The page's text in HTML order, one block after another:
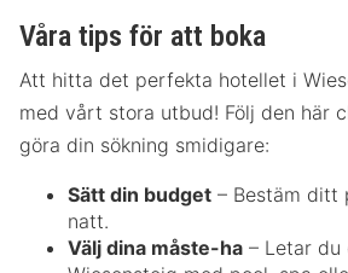
Våra tips för att boka
Att hitta det perfekta hotellet i
med vårt stora utbud! Följ den här
göra din sökning smidigare:
Sätt din budget – Bestäm ditt
natt.
Välj dina måste-ha – Letar